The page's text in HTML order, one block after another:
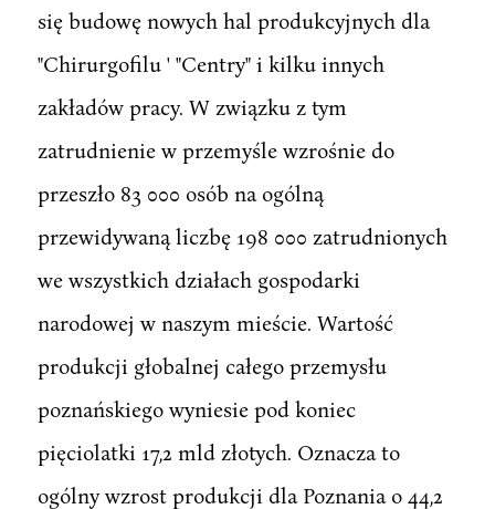
się budowę nowych hal produkcyjnych dla
"Chirurgofilu ' "Centry" i kilku innych
zakładów pracy. W związku z tym
zatrudnienie w przemyśle wzrośnie do
przeszło 83 000 osób na ogólną
przewidywaną liczbę 198 000 zatrudnionych
we wszystkich działach gospodarki
narodowej w naszym mieście. Wartość
produkcji głobalnej całego przemysłu
poznańskiego wyniesie pod koniec
pięciolatki 17,2 mld złotych. Oznacza to
ogólny wzrost produkcji dla Poznania o 44,2